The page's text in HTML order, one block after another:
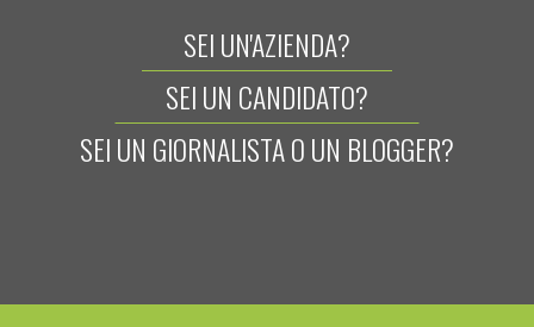
SEI UN'AZIENDA?
SEI UN CANDIDATO?
SEI UN GIORNALISTA O UN BLOGGER?